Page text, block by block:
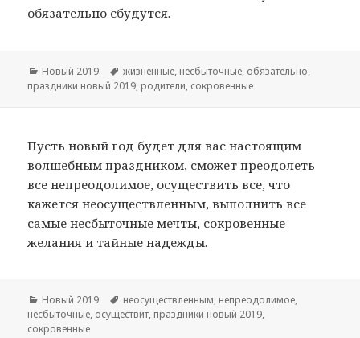
обязательно сбудутся.
Рубрики
Новый 2019 Метки
жизненные, несбыточные, обязательно,
праздники новый 2019, родители, сокровенные
Пусть новый год будет для вас настоящим
волшебным праздником, сможет преодолеть
все непреодолимое, осуществить все, что
кажется неосуществленным, выполнить все
самые несбыточные мечты, сокровенные
желания и тайные надежды.
Рубрики
Новый 2019 Метки
неосуществленным, непреодолимое,
несбыточные, осуществит, праздники новый 2019,
сокровенные